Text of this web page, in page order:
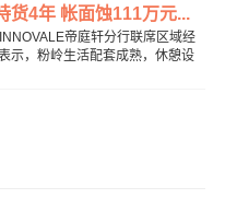
货4年 帐面蚀111万元...
帝庭轩分行联席区域经
示，粉岭生活配套成熟，休憩设